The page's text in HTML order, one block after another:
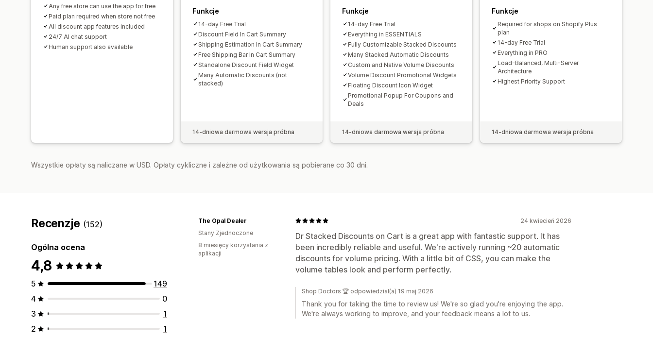
Any free store can use the app for free
Paid plan required when store not free
All discount app features included
24/7 AI chat support
Human support also available
Funkcje
14-day Free Trial
Discount Field In Cart Summary
Shipping Estimation In Cart Summary
Free Shipping Bar In Cart Summary
Standalone Discount Field Widget
Many Automatic Discounts (not
stacked)
14-dniowa darmowa wersja próbna
Funkcje
14-day Free Trial
Everything in ESSENTIALS
Fully Customizable Stacked Discounts
Many Stacked Automatic Discounts
Custom and Native Volume Discounts
Volume Discount Promotional Widgets
Floating Discount Icon Widget
Promotional Popup For Coupons and
Deals
14-dniowa darmowa wersja próbna
Funkcje
Required for shops on Shopify Plus
plan
14-day Free Trial
Everything in PRO
Load-Balanced, Multi-Server
Architecture
Highest Priority Support
14-dniowa darmowa wersja próbna
Wszystkie opłaty są naliczane w USD. Opłaty cykliczne i zależne od użytkowania są pobierane co 30 dni.
Recenzje (152)
Ogólna ocena
4,8
5
149
4
0
3
1
2
1
24 kwiecień 2026
Dr Stacked Discounts on Cart is a great app with fantastic support. It has
been incredibly reliable and useful. We're actively running ~20 automatic
discounts for volume pricing. With a little bit of CSS, you can make the
volume tables look and perform perfectly.
The Opal Dealer
Stany Zjednoczone
8 miesięcy korzystania z
aplikacji
Shop Doctors 🏆 odpowiedział(a) 19 maj 2026
Thank you for taking the time to review us! We're so glad you're enjoying the app.
We're always working to improve, and your feedback means a lot to us.